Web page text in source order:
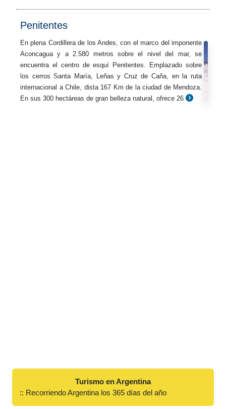
Penitentes
En plena Cordillera de los Andes, con el marco del imponente
Aconcagua y a 2.580 metros sobre el nivel del mar, se
encuentra el centro de esquí Penitentes. Emplazado sobre
los cerros Santa María, Leñas y Cruz de Caña, en la ruta
internacional a Chile, dista 167 Km de la ciudad de Mendoza.
En sus 300 hectáreas de gran belleza natural, ofrece 26
Turismo en Argentina
:: Recorriendo Argentina los 365 días del año